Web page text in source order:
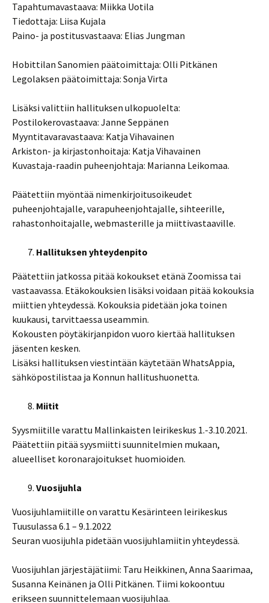
Tapahtumavastaava: Miikka Uotila
Tiedottaja: Liisa Kujala
Paino- ja postitusvastaava: Elias Jungman
Hobittilan Sanomien päätoimittaja: Olli Pitkänen
Legolaksen päätoimittaja: Sonja Virta
Lisäksi valittiin hallituksen ulkopuolelta:
Postilokerovastaava: Janne Seppänen
Myyntitavaravastaava: Katja Vihavainen
Arkiston- ja kirjastonhoitaja: Katja Vihavainen
Kuvastaja-raadin puheenjohtaja: Marianna Leikomaa.
Päätettiin myöntää nimenkirjoitusoikeudet
puheenjohtajalle, varapuheenjohtajalle, sihteerille,
rahastonhoitajalle, webmasterille ja miittivastaaville.
Hallituksen yhteydenpito
Päätettiin jatkossa pitää kokoukset etänä Zoomissa tai
vastaavassa. Etäkokouksien lisäksi voidaan pitää kokouksia
miittien yhteydessä. Kokouksia pidetään joka toinen
kuukausi, tarvittaessa useammin.
Kokousten pöytäkirjanpidon vuoro kiertää hallituksen
jäsenten kesken.
Lisäksi hallituksen viestintään käytetään WhatsAppia,
sähköpostilistaa ja Konnun hallitushuonetta.
Miitit
Syysmiitille varattu Mallinkaisten leirikeskus 1.-3.10.2021.
Päätettiin pitää syysmiitti suunnitelmien mukaan,
alueelliset koronarajoitukset huomioiden.
Vuosijuhla
Vuosijuhlamiitille on varattu Kesärinteen leirikeskus
Tuusulassa 6.1 – 9.1.2022
Seuran vuosijuhla pidetään vuosijuhlamiitin yhteydessä.
Vuosijuhlan järjestäjätiimi: Taru Heikkinen, Anna Saarimaa,
Susanna Keinänen ja Olli Pitkänen. Tiimi kokoontuu
erikseen suunnittelemaan vuosijuhlaa.